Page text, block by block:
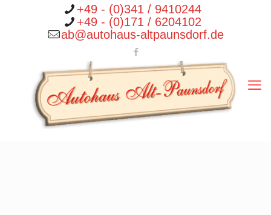
+49 - (0)341 / 9410244
+49 - (0)171 / 6204102
ab@autohaus-altpaunsdorf.de